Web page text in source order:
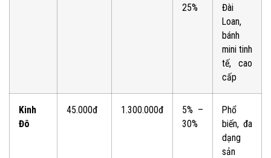
25%
Đài
Loan,
bánh
mini tinh
tế, cao
cấp
Kinh
Đô
45.000đ 1.300.000đ
5% –
30%
Phổ
biến, đa
dạng
sản